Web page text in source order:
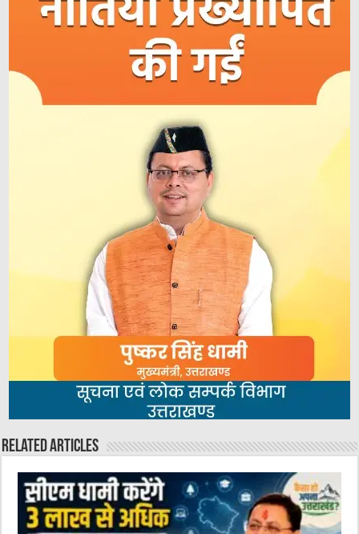
Related Articles